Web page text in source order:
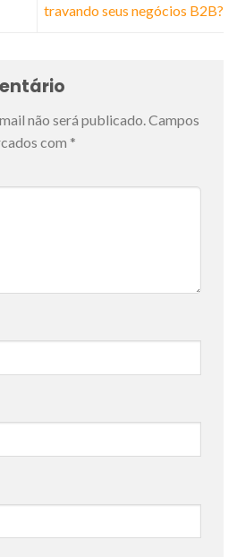
travando seus negócios B2B?
não será publicado.Campos
com *